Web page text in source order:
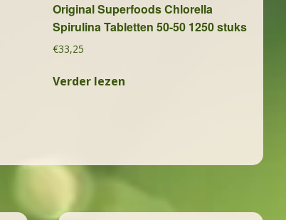
Original Superfoods Chlorella
Spirulina Tabletten 50-50 1250 stuks
€33,25
Verder lezen